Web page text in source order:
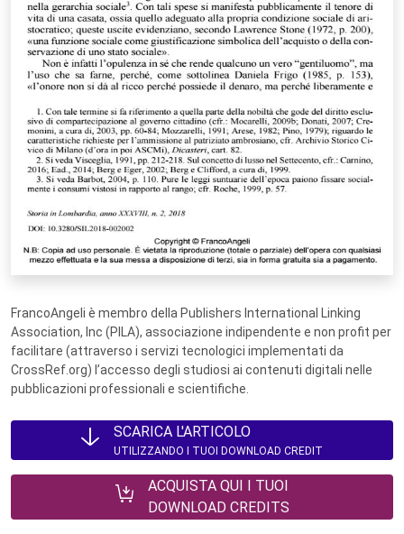
FrancoAngeli è membro della Publishers International Linking
Association, Inc (PILA), associazione indipendente e non profit per
facilitare (attraverso i servizi tecnologici implementati da
CrossRef.org) l’accesso degli studiosi ai contenuti digitali nelle
pubblicazioni professionali e scientifiche.
SCARICA L'ARTICOLO
UTILIZZANDO I TUOI DOWNLOAD CREDIT
ACQUISTA QUI I TUOI
DOWNLOAD CREDITS